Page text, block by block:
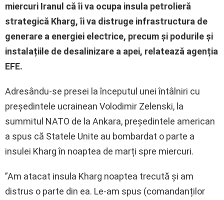
miercuri Iranul că îi va ocupa insula petrolieră
strategică Kharg, îi va distruge infrastructura de
generare a energiei electrice, precum și podurile și
instalațiile de desalinizare a apei, relatează agenția
EFE.
Adresându-se presei la începutul unei întâlniri cu
președintele ucrainean Volodimir Zelenski, la
summitul NATO de la Ankara, președintele american
a spus că Statele Unite au bombardat o parte a
insulei Kharg în noaptea de marți spre miercuri.
”Am atacat insula Kharg noaptea trecută și am
distrus o parte din ea. Le-am spus (comandanților